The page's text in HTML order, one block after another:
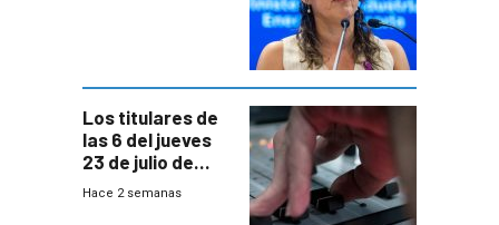
gobierno
Los titulares de
las 6 del jueves
23 de julio de
2026
Hace 2 semanas